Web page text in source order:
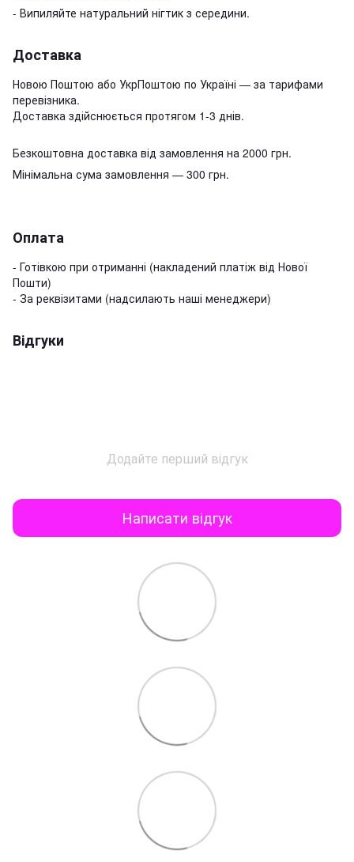
- Випиляйте натуральний нігтик з середини.
Доставка
Новою Поштою або УкрПоштою по Україні — за тарифами
перевізника.
Доставка здійснюється протягом 1-3 днів.
Безкоштовна доставка від замовлення на 2000 грн.
Мінімальна сума замовлення — 300 грн.
Оплата
- Готівкою при отриманні (накладений платіж від Нової
Пошти)
- За реквізитами (надсилають наші менеджери)
Відгуки
Додайте перший відгук
Написати відгук